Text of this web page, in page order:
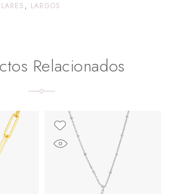
, LARGOS
Relacionados